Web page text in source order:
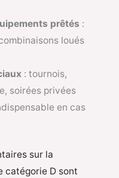
prêtés :
loués
: tournois,
soirées privées
en cas
sur la
catégorie D sont